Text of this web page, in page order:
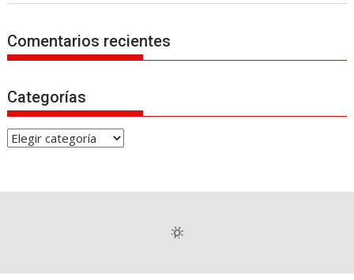
Comentarios recientes
Categorías
C
e
í